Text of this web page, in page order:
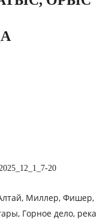
20
Миллер, Фишер,
Горное дело, река